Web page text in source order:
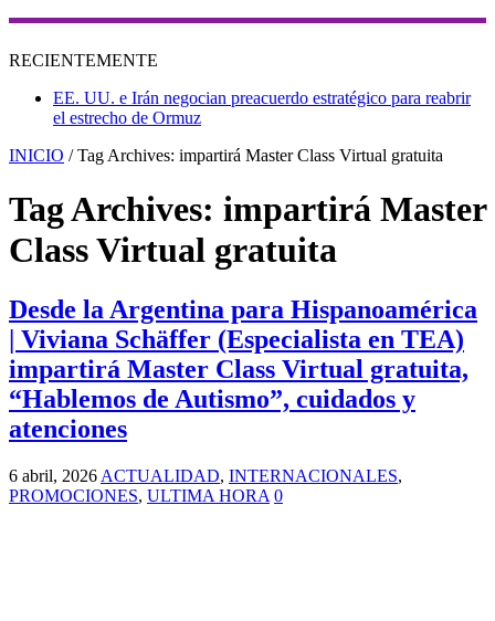
RECIENTEMENTE
EE. UU. e Irán negocian preacuerdo estratégico para reabrir
el estrecho de Ormuz
INICIO / Tag Archives: impartirá Master Class Virtual gratuita
Tag Archives: impartirá Master
Class Virtual gratuita
Desde la Argentina para Hispanoamérica
| Viviana Schäffer (Especialista en TEA)
impartirá Master Class Virtual gratuita,
“Hablemos de Autismo”, cuidados y
atenciones
6 abril, 2026 ACTUALIDAD, INTERNACIONALES,
PROMOCIONES, ULTIMA HORA 0